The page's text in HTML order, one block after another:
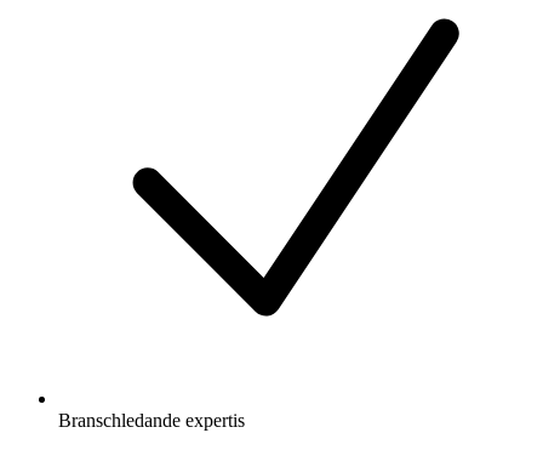
Branschledande expertis